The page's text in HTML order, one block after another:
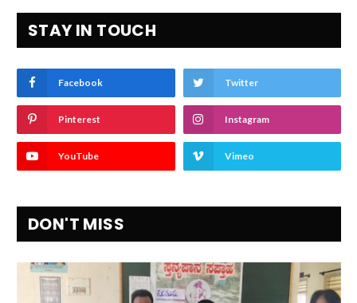
STAY IN TOUCH
Facebook Twitter
Pinterest Instagram
YouTube Vimeo
DON'T MISS